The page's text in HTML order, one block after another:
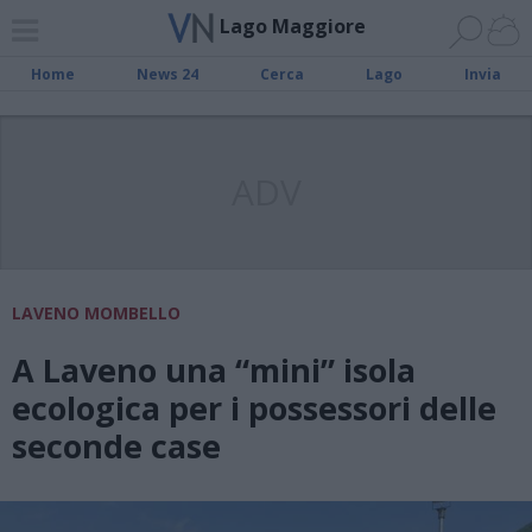
Lago Maggiore
Home News 24 Cerca Lago Invia
LAVENO MOMBELLO
A Laveno una “mini” isola
ecologica per i possessori delle
seconde case